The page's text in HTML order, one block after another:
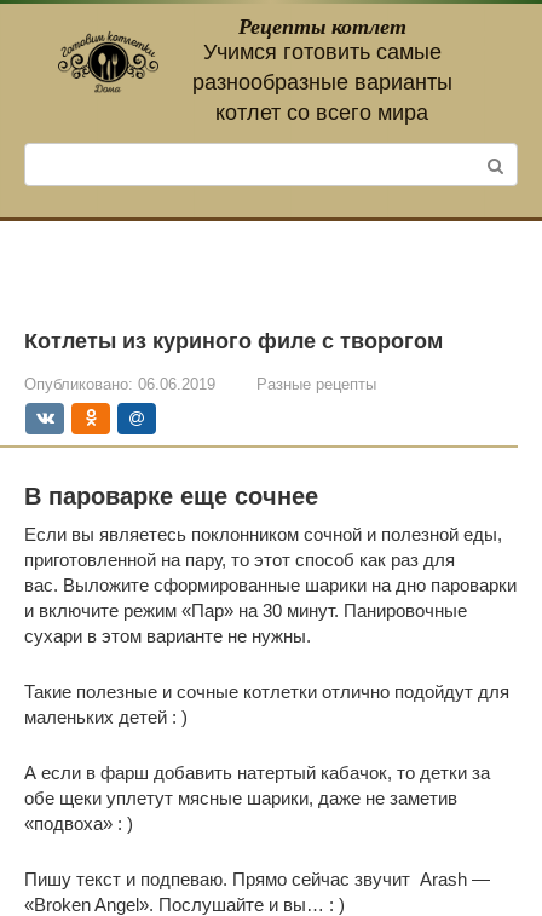
контенту
Рецепты котлет
Учимся готовить самые
разнообразные варианты
котлет со всего мира
Котлеты из куриного филе с творогом
Опубликовано: 06.06.2019 Разные рецепты
В пароварке еще сочнее
Если вы являетесь поклонником сочной и полезной еды,
приготовленной на пару, то этот способ как раз для
вас. Выложите сформированные шарики на дно пароварки
и включите режим «Пар» на 30 минут. Панировочные
сухари в этом варианте не нужны.
Такие полезные и сочные котлетки отлично подойдут для
маленьких детей : )
А если в фарш добавить натертый кабачок, то детки за
обе щеки уплетут мясные шарики, даже не заметив
«подвоха» : )
Пишу текст и подпеваю. Прямо сейчас звучит Arash —
«Broken Angel». Послушайте и вы… : )